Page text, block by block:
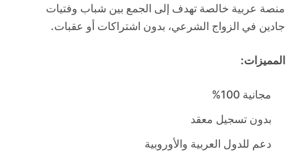
منصة عربية خالصة تهدف إلى الجمع بين شباب وفتيات
جادين في الزواج الشرعي، بدون اشتراكات أو عقبات.
المميزات:
مجانية 100%
بدون تسجيل معقد
دعم للدول العربية والأوروبية